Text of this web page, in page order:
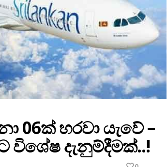
06ක් හරවා යැවේ –
දැනුම්දීමක්..!